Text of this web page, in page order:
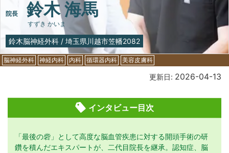
院長 鈴木 海馬
すずき かいま
鈴木脳神経外科 / 埼玉県川越市笠幡2082
脳神経外科 神経内科 内科 循環器内科 美容皮膚科
更新日: 2026-04-13
インタビュー目次
「最後の砦」として高度な脳血管疾患に対する開頭手術の研
鑽を積んだエキスパートが、二代目院長を継承。認知症、脳